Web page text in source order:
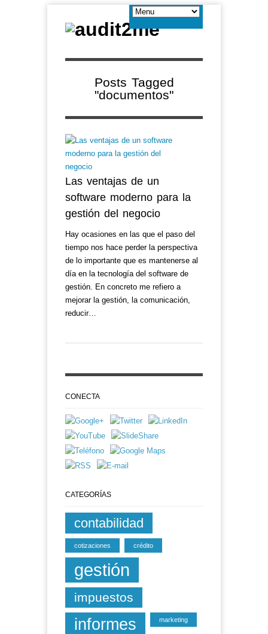
Posts Tagged
"documentos"
Las ventajas de un
software moderno para la
gestión del negocio
Hay ocasiones en las que el paso del
tiempo nos hace perder la perspectiva
de lo importante que es mantenerse al
día en la tecnología del software de
gestión. En concreto me refiero a
mejorar la gestión, la comunicación,
reducir…
CONECTA
CATEGORÍAS
contabilidad
cotizaciones crédito
gestión
impuestos
informes marketing